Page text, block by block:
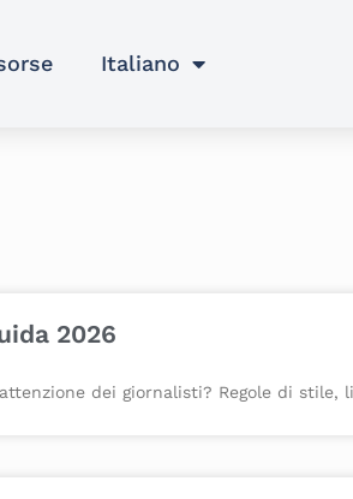
Italiano
2026
dei giornalisti? Regole di stile,